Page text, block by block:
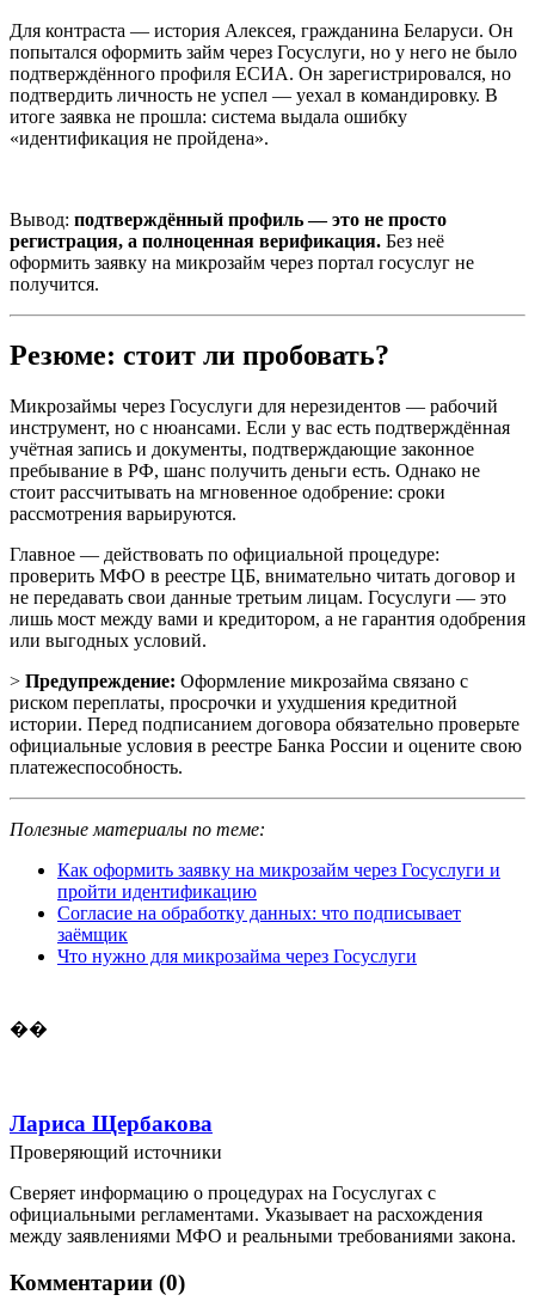
Для контраста — история Алексея, гражданина Беларуси. Он
попытался оформить займ через Госуслуги, но у него не было
подтверждённого профиля ЕСИА. Он зарегистрировался, но
подтвердить личность не успел — уехал в командировку. В
итоге заявка не прошла: система выдала ошибку
«идентификация не пройдена».
Вывод: подтверждённый профиль — это не просто
регистрация, а полноценная верификация. Без неё
оформить заявку на микрозайм через портал госуслуг не
получится.
Резюме: стоит ли пробовать?
Микрозаймы через Госуслуги для нерезидентов — рабочий
инструмент, но с нюансами. Если у вас есть подтверждённая
учётная запись и документы, подтверждающие законное
пребывание в РФ, шанс получить деньги есть. Однако не
стоит рассчитывать на мгновенное одобрение: сроки
рассмотрения варьируются.
Главное — действовать по официальной процедуре:
проверить МФО в реестре ЦБ, внимательно читать договор и
не передавать свои данные третьим лицам. Госуслуги — это
лишь мост между вами и кредитором, а не гарантия одобрения
или выгодных условий.
> Предупреждение: Оформление микрозайма связано с
риском переплаты, просрочки и ухудшения кредитной
истории. Перед подписанием договора обязательно проверьте
официальные условия в реестре Банка России и оцените свою
платежеспособность.
Полезные материалы по теме:
Как оформить заявку на микрозайм через Госуслуги и
пройти идентификацию
Согласие на обработку данных: что подписывает
заёмщик
Что нужно для микрозайма через Госуслуги
��
Лариса Щербакова
Проверяющий источники
Сверяет информацию о процедурах на Госуслугах с
официальными регламентами. Указывает на расхождения
между заявлениями МФО и реальными требованиями закона.
Комментарии (0)